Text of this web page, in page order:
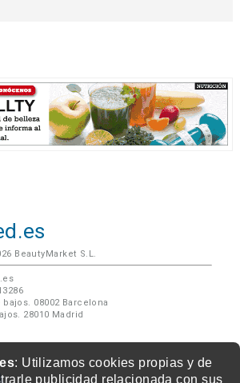
: Utilizamos cookies propias y de
publicidad relacionada con sus
BeautyMarket S.L.
bajos. 08002 Barcelona
28010 Madrid